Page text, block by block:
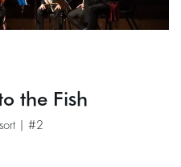
the Fish
| #2